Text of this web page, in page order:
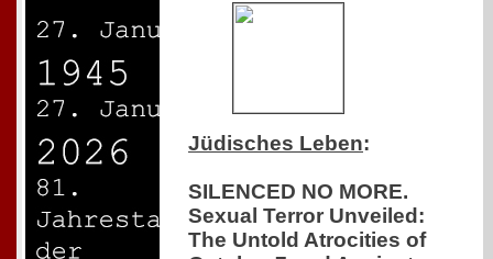
Jüdisches Leben:
SILENCED NO MORE.
Sexual Terror Unveiled:
The Untold Atrocities of